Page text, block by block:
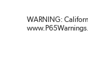
WARNING: